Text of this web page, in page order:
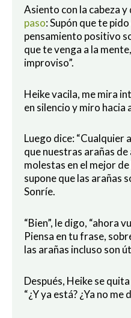
Asiento con la cabeza y
paso: Supón que te
pensamiento positivo
que te venga a la
improviso”.
Heike vacila, me mira
en silencio y miro
Luego dice: “Cualquier
que nuestras arañas
molestas en el mejor
supone que las arañas
Sonríe.
“Bien”, le digo, “ahora
Piensa en tu frase,
las arañas incluso son
Después, Heike se
“¿Y ya está? ¿Ya no me